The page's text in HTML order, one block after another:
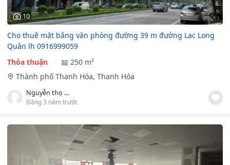
10
Cho thuê mặt bằng văn phòng đường 39 m đường Lạc Long
Quân lh 0916999059
Thỏa thuận
250 m²
Thành phố Thanh Hóa, Thanh Hóa
Nguyễn thọ hồng vân
Đăng 3 năm trước